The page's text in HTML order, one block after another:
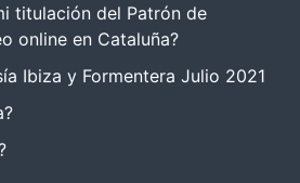
titulación del Patrón de
online en Cataluña?
Ibiza y Formentera Julio 2021